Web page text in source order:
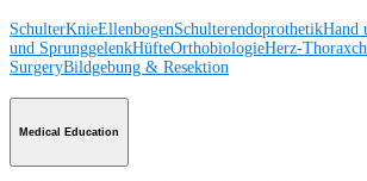
SchulterKnieEllenbogenSchulterendoprothetikHand
und SprunggelenkHüfteOrthobiologieHerz-
SurgeryBildgebung & Resektion
Medical Education